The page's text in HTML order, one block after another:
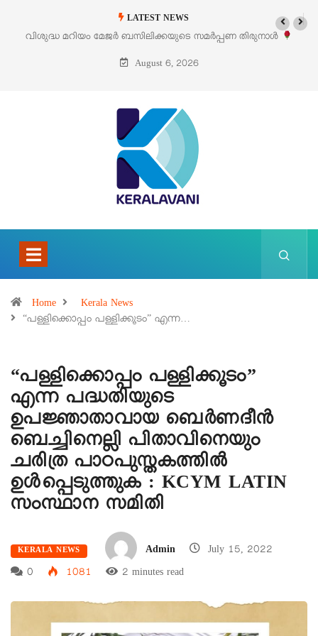
LATEST NEWS
‘പെറ്റൽസ്’ ലൈഫ് സ്റ്റൈൽ എക്സിബിഷനും സെയിലും ഓഗസ്റ്റ് 8-ന്
പെരുമാനൂരിൽ
August 6, 2026
Home
Kerala News
“പള്ളിക്കൊപ്പം പള്ളിക്കൂടം” എന്ന…
“പള്ളിക്കൊപ്പം പള്ളിക്കൂടം”
എന്ന പദ്ധതിയുടെ
ഉപജ്ഞാതാവായ ബെർണദീൻ
ബെച്ചിനെല്ലി പിതാവിനെയും
ചരിത്ര പാഠപുസ്തകത്തിൽ
ഉൾപ്പെടുത്തുക : KCYM LATIN
സംസ്ഥാന സമിതി
KERALA NEWS Admin
July 15, 2022
0
1081 2 minutes read